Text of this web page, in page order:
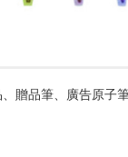
贈品筆、廣告原子